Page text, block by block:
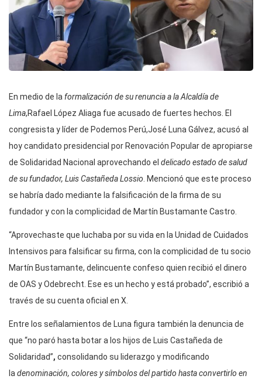
En medio de laformalización de su renuncia a la Alcaldía de
Lima,Rafael López Aliaga fue acusado de fuertes hechos. El
congresista y líder de Podemos Perú,José Luna Gálvez, acusó al
hoy candidato presidencial por Renovación Popular de apropiarse
de Solidaridad Nacional aprovechando el delicado estado de salud
de su fundador, Luis Castañeda Lossio. Mencionó que este proceso
se habría dado mediante la falsificación de la firma de su
fundador y con la complicidad de Martín Bustamante Castro.
“Aprovechaste que luchaba por su vida en la Unidad de Cuidados
Intensivos para falsificar su firma, con la complicidad de tu socio
Martín Bustamante, delincuente confeso quien recibió el dinero
de OAS y Odebrecht. Ese es un hecho y está probado”, escribió a
través de su cuenta oficial en X.
Entre los señalamientos de Luna figura también la denuncia de
que “no paró hasta botar a los hijos de Luis Castañeda de
Solidaridad”, consolidando su liderazgo y modificando
ladenominación, colores y símbolos del partido hasta convertirlo en